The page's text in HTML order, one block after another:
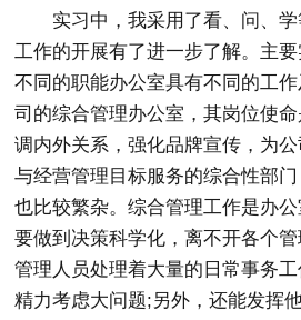
实习中，我采用了看、问、
工作的开展有了进一步了解。主要
不同的职能办公室具有不同的工
司的综合管理办公室，其岗位使
调内外关系，强化品牌宣传，为
与经营管理目标服务的综合性部
也比较繁杂。综合管理工作是办
要做到决策科学化，离不开各个
管理人员处理着大量的日常事务
精力考虑大问题;另外，还能发挥